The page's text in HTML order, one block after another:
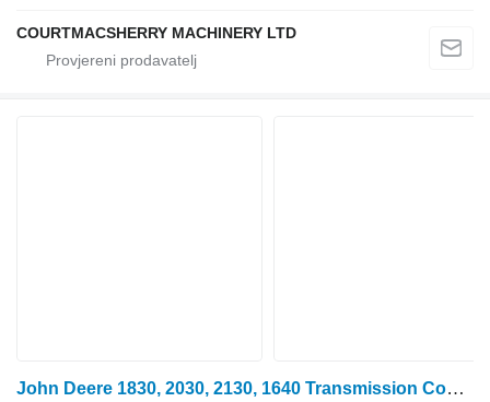
COURTMACSHERRY MACHINERY LTD
John Deere 1830, 2030, 2130, 1640 Transmission Countershaft T36 L28671, T24 L28671, T24726 međuprenosno vratilo za JD 2130 traktora na kotačima